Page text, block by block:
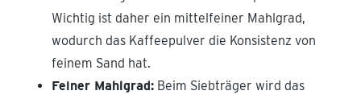
Wichtig ist daher ein mittelfeiner Mahlgrad,
wodurch das Kaffeepulver die Konsistenz von
feinem Sand hat.
Feiner Mahlgrad: Beim Siebträger wird das